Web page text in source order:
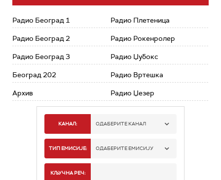
Радио Београд 1
Радио Београд 2
Радио Београд 3
Београд 202
Архив
Радио Плетеница
Радио Рокенролер
Радио Џубокс
Радио Вртешка
Радио Џезер
КАНАЛ: ОДАБЕРИТЕ КАНАЛ
РАДИО БЕОГРАД 1
ТИП ЕМИСИЈЕ: ОДАБЕРИТЕ ЕМИСИЈУ
КЉУЧНА РЕЧ: